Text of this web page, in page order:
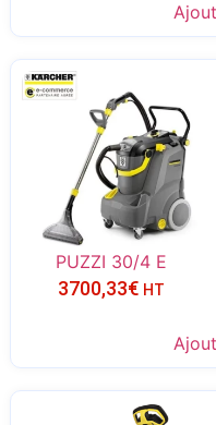
PUZZI 30/4 E
3700,33€ HT